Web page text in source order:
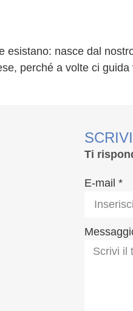
esistano: nasce dal
perché a volte ci
Ti
E-mail *